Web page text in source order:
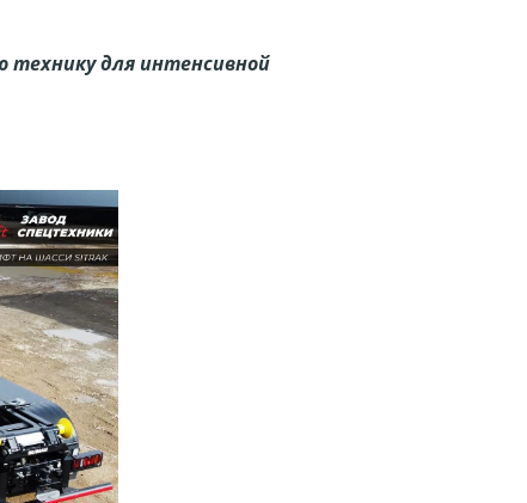
для интенсивной